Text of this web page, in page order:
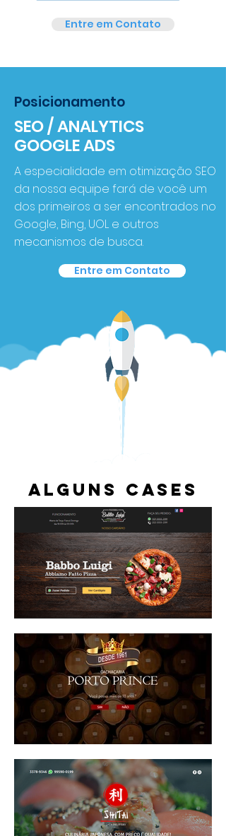
Entre em Contato
Posicionamento
SEO / ANALYTICS
GOOGLE ADS
A especialidade em otimização SEO
da nossa equipe fará de você um
dos primeiros a ser encontrados no
Google, Bing, UOL e outros
mecanismos de busca.
Entre em Contato
alguns CASES